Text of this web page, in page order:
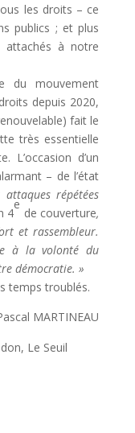
les droits – ce
publics ; et plus
à notre
du mouvement
depuis 2020,
fait le
très essentielle
L’occasion d’un
– de l’état
attaques répétées
4
e
de couverture,
et rassembleur.
à la volonté du
démocratie. »
temps troublés.
MARTINEAU
Le Seuil